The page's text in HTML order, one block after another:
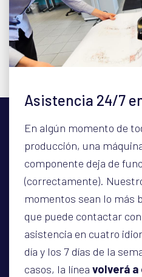
Asistencia 24/7
En algún momento de
producción, una
componente deja de
(correctamente).
momentos sean lo más
que puede contactar
asistencia en cuatro
día y los 7 días de la
casos, la línea volverá